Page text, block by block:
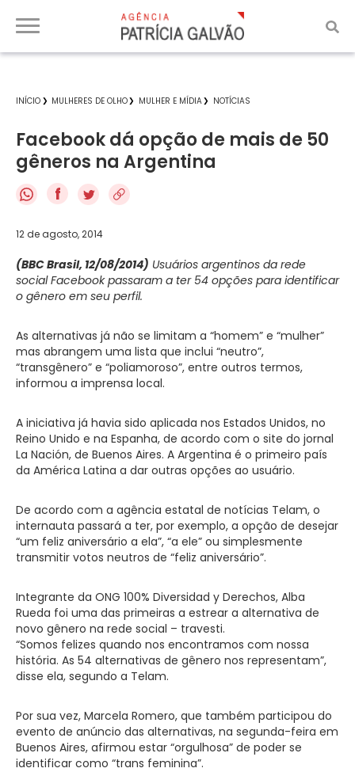
INÍCIO MULHERES DE OLHO MULHER E MÍDIA NOTÍCIAS
Facebook dá opção de mais de 50
gêneros na Argentina
f
12 de agosto, 2014
(BBC Brasil, 12/08/2014) Usuários argentinos da rede
social Facebook passaram a ter 54 opções para identificar
o gênero em seu perfil.
As alternativas já não se limitam a “homem” e “mulher”
mas abrangem uma lista que inclui “neutro”,
“transgênero” e “poliamoroso”, entre outros termos,
informou a imprensa local.
A iniciativa já havia sido aplicada nos Estados Unidos, no
Reino Unido e na Espanha, de acordo com o site do jornal
La Nación, de Buenos Aires. A Argentina é o primeiro país
da América Latina a dar outras opções ao usuário.
De acordo com a agência estatal de notícias Telam, o
internauta passará a ter, por exemplo, a opção de desejar
“um feliz aniversário a ela”, “a ele” ou simplesmente
transmitir votos neutros de “feliz aniversário”.
Integrante da ONG 100% Diversidad y Derechos, Alba
Rueda foi uma das primeiras a estrear a alternativa de
novo gênero na rede social – travesti.
“Somos felizes quando nos encontramos com nossa
história. As 54 alternativas de gênero nos representam”,
disse ela, segundo a Telam.
Por sua vez, Marcela Romero, que também participou do
evento de anúncio das alternativas, na segunda-feira em
Buenos Aires, afirmou estar “orgulhosa” de poder se
identificar como “trans feminina”.